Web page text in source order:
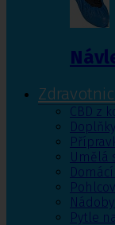
CBD z
Umělá
Pytle